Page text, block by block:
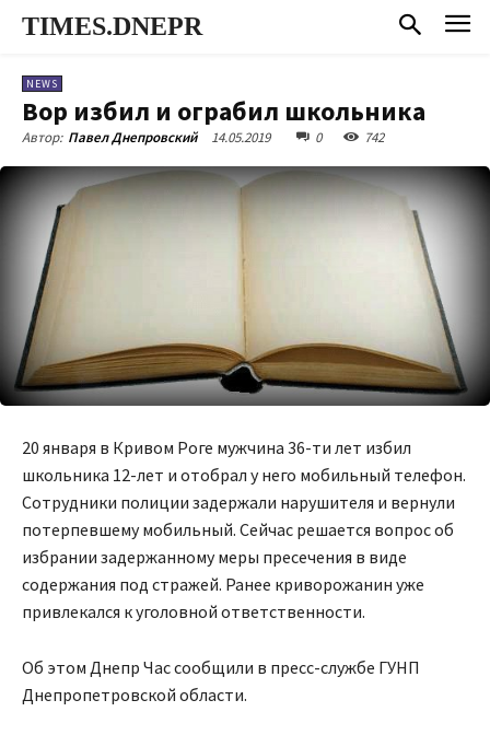
TIMES.DNEPR
NEWS
Вор избил и ограбил школьника
Автор: Павел Днепровский 14.05.2019 0 742
20 января в Кривом Роге мужчина 36-ти лет избил
школьника 12-лет и отобрал у него мобильный телефон.
Сотрудники полиции задержали нарушителя и вернули
потерпевшему мобильный. Сейчас решается вопрос об
избрании задержанному меры пресечения в виде
содержания под стражей. Ранее криворожанин уже
привлекался к уголовной ответственности.
Об этом Днепр Час сообщили в пресс-службе ГУНП
Днепропетровской области.